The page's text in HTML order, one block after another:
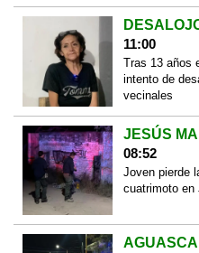
11:00
Tras 13 años
intento de
vecinales
JESÚS
08:52
Joven pierde
cuatrimoto en